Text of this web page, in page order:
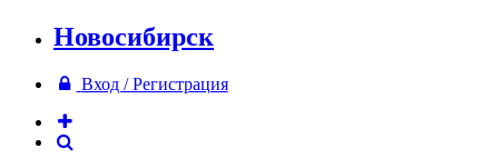
Новосибирск
Вход / Регистрация